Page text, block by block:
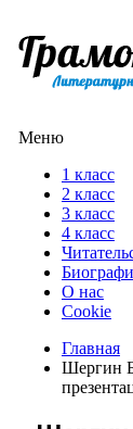
Меню
1 класс
2 класс
3 класс
4 класс
О нас
Cookie
Главная
Шергин